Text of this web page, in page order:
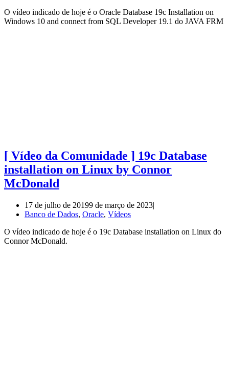
O vídeo indicado de hoje é o Oracle Database 19c Installation on
Windows 10 and connect from SQL Developer 19.1 do JAVA FRM
[ Vídeo da Comunidade ] 19c Database
installation on Linux by Connor
McDonald
17 de julho de 20199 de março de 2023
Banco de Dados, Oracle, Vídeos
O vídeo indicado de hoje é o 19c Database installation on Linux do
Connor McDonald.